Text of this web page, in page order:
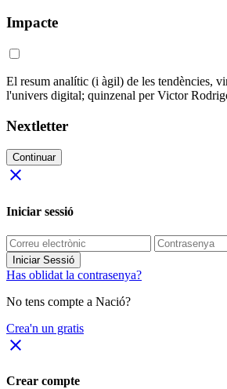
Impacte
El resum analític (i àgil) de les tendències,
l'univers digital; quinzenal per Victor
Nextletter
Continuar
close
Iniciar sessió
Iniciar Sessió
Has oblidat la contrasenya?
No tens compte a Nació?
Crea'n un gratis
close
Crear compte